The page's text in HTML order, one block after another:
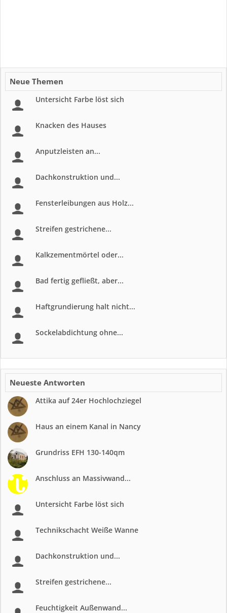
Neue Themen
Untersicht Farbe löst sich
Knacken des Hauses
Anputzleisten an...
Dachkonstruktion und...
Fensterleibungen aus Holz...
Streifen gestrichene...
Kalkzementmörtel oder...
Bad fertig gefließt, aber...
Haftgrundierung halt nicht...
Sockelabdichtung ohne...
Neueste Antworten
Attika auf 24er Hochlochziegel
Haus an einem Kanal in Nancy
Grundriss EFH 130-140qm
Anschluss an Massivwand...
Untersicht Farbe löst sich
Technikschacht Weiße Wanne
Dachkonstruktion und...
Streifen gestrichene...
Feuchtigkeit Außenwand...